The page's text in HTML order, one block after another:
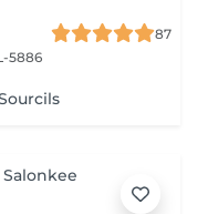
87
5886